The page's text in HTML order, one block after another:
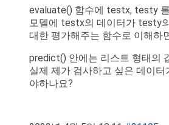
evaluate() 함수에 testx, testy
모델에 testx의 데이터가 testy
대한 평가해주는 함수로 이해하
predict() 안에는 리스트 형태의
실제 제가 검사하고 싶은 데이터
야하나요?